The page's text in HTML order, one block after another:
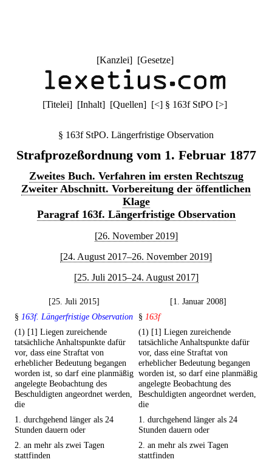
[Kanzlei] [Gesetze]
[Titelei] [Inhalt] [Quellen] [<] § 163f StPO [>]
§ 163f StPO. Längerfristige Observation
Strafprozeßordnung vom 1. Februar 1877
Zweites Buch. Verfahren im ersten Rechtszug
Zweiter Abschnitt. Vorbereitung der öffentlichen
Klage
Paragraf 163f. Längerfristige Observation
[26. November 2019]
[24. August 2017–26. November 2019]
[25. Juli 2015–24. August 2017]
[25. Juli 2015]
[1. Januar 2008]
§ 163f. Längerfristige Observation § 163f
(1) [1] Liegen zureichende
tatsächliche Anhaltspunkte dafür
vor, dass eine Straftat von
erheblicher Bedeutung begangen
worden ist, so darf eine planmäßig
angelegte Beobachtung des
Beschuldigten angeordnet werden,
die
(1) [1] Liegen zureichende
tatsächliche Anhaltspunkte dafür
vor, dass eine Straftat von
erheblicher Bedeutung begangen
worden ist, so darf eine planmäßig
angelegte Beobachtung des
Beschuldigten angeordnet werden,
die
1. durchgehend länger als 24
Stunden dauern oder
1. durchgehend länger als 24
Stunden dauern oder
2. an mehr als zwei Tagen
stattfinden
2. an mehr als zwei Tagen
stattfinden